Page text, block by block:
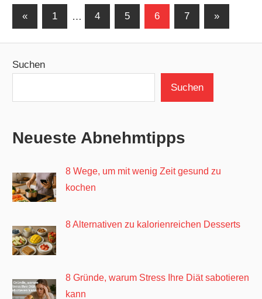
Seitennummerierung
Beiträge
«Vorherige
1 … 4 5 6 7
Nächste
»
Suchen
Suchen
Neueste Abnehmtipps
8 Wege, um mit wenig Zeit gesund zu
kochen
8 Alternativen zu kalorienreichen Desserts
8 Gründe, warum Stress Ihre Diät sabotieren
kann